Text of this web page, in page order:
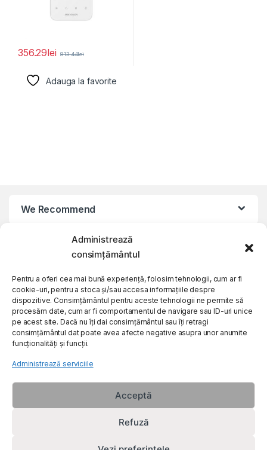
Administrează
consimțământul
Pentru a oferi cea mai bună experiență, folosim tehnologii, cum ar fi
cookie-uri, pentru a stoca și/sau accesa informațiile despre
dispozitive. Consimțământul pentru aceste tehnologii ne permite să
procesăm date, cum ar fi comportamentul de navigare sau ID-uri unice
pe acest site. Dacă nu îți dai consimțământul sau îți retragi
consimțământul dat poate avea afecte negative asupra unor anumite
funcționalități și funcții.
Administrează serviciile
Acceptă
Refuză
356.29lei 813.44lei
Adauga la favorite
We Recommend
My Account
Customer Care
About Us